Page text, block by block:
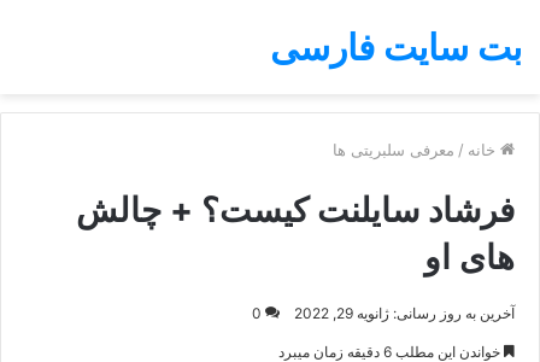
بت سایت فارسی
خانه / معرفی سلبریتی ها
فرشاد سایلنت کیست؟ + چالش
های او
آخرین به روز رسانی: ژانویه 29, 2022 0
خواندن این مطلب 6 دقیقه زمان میبرد